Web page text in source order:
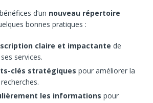
d’un nouveau répertoire
bonnes pratiques :
claire et impactante de
services.
clés stratégiques pour améliorer la
les informations pour